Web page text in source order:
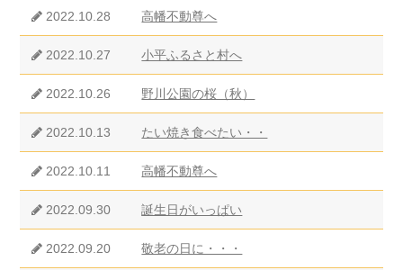
2022.10.28 高幡不動尊へ
2022.10.27 小平ふるさと村へ
2022.10.26 野川公園の桜（秋）
2022.10.13 たい焼き食べたい・・
2022.10.11 高幡不動尊へ
2022.09.30 誕生日がいっぱい
2022.09.20 敬老の日に・・・